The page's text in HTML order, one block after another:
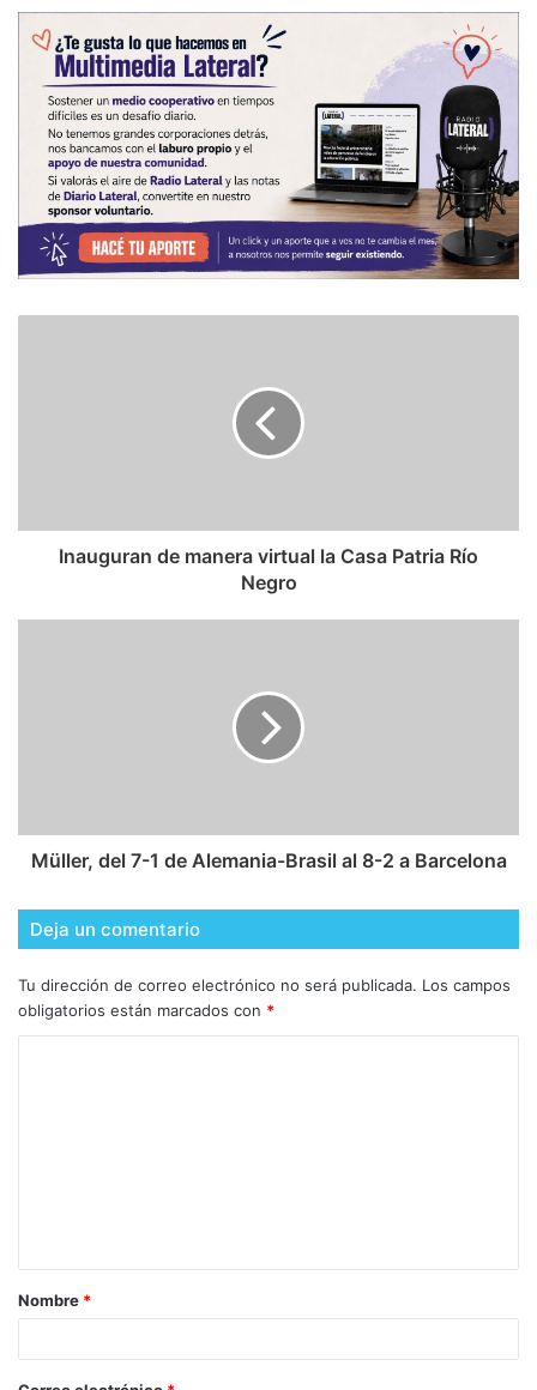
Inauguran de manera virtual la Casa Patria Río
Negro
Müller, del 7-1 de Alemania-Brasil al 8-2 a Barcelona
Deja un comentario
Tu dirección de correo electrónico no será publicada. Los campos
obligatorios están marcados con *
Nombre *